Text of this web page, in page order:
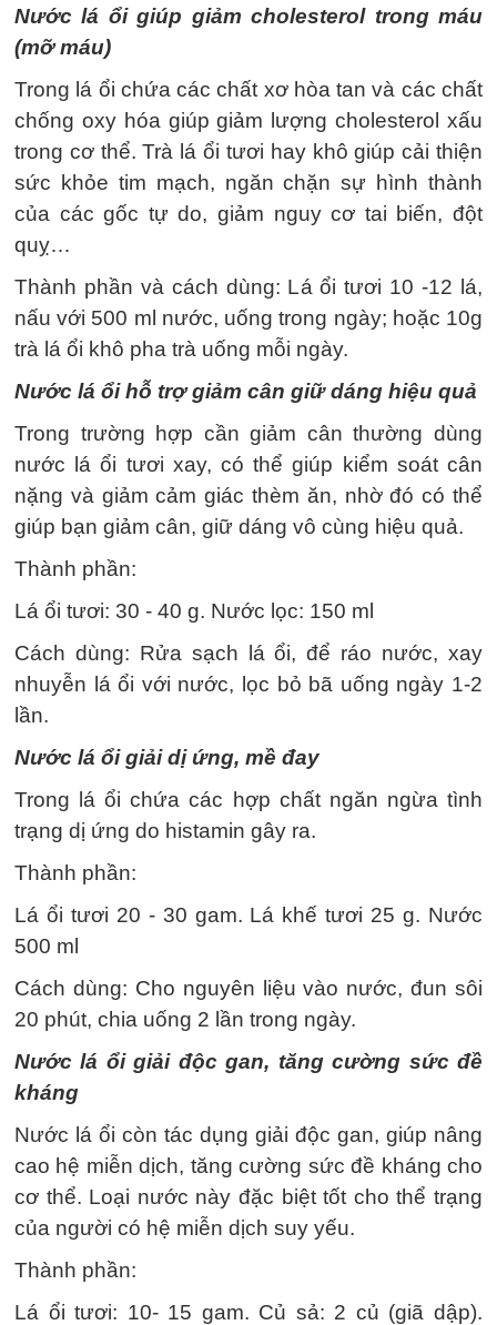
Nước lá ổi giúp giảm cholesterol trong máu
(mỡ máu)
Trong lá ổi chứa các chất xơ hòa tan và các chất
chống oxy hóa giúp giảm lượng cholesterol xấu
trong cơ thể. Trà lá ổi tươi hay khô giúp cải thiện
sức khỏe tim mạch, ngăn chặn sự hình thành
của các gốc tự do, giảm nguy cơ tai biến, đột
quỵ…
Thành phần và cách dùng: Lá ổi tươi 10 -12 lá,
nấu với 500 ml nước, uống trong ngày; hoặc 10g
trà lá ổi khô pha trà uống mỗi ngày.
Nước lá ổi hỗ trợ giảm cân giữ dáng hiệu quả
Trong trường hợp cần giảm cân thường dùng
nước lá ổi tươi xay, có thể giúp kiểm soát cân
nặng và giảm cảm giác thèm ăn, nhờ đó có thể
giúp bạn giảm cân, giữ dáng vô cùng hiệu quả.
Thành phần:
Lá ổi tươi: 30 - 40 g. Nước lọc: 150 ml
Cách dùng: Rửa sạch lá ổi, để ráo nước, xay
nhuyễn lá ổi với nước, lọc bỏ bã uống ngày 1-2
lần.
Nước lá ổi giải dị ứng, mề đay
Trong lá ổi chứa các hợp chất ngăn ngừa tình
trạng dị ứng do histamin gây ra.
Thành phần:
Lá ổi tươi 20 - 30 gam. Lá khế tươi 25 g. Nước
500 ml
Cách dùng: Cho nguyên liệu vào nước, đun sôi
20 phút, chia uống 2 lần trong ngày.
Nước lá ổi giải độc gan, tăng cường sức đề
kháng
Nước lá ổi còn tác dụng giải độc gan, giúp nâng
cao hệ miễn dịch, tăng cường sức đề kháng cho
cơ thể. Loại nước này đặc biệt tốt cho thể trạng
của người có hệ miễn dịch suy yếu.
Thành phần:
Lá ổi tươi: 10- 15 gam. Củ sả: 2 củ (giã dập).